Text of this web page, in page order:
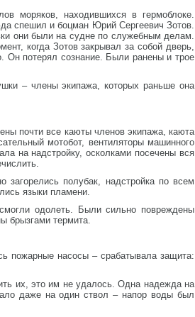
моряков, находившихся в гермоблоке.
спешил и боцман Юрий Сергеевич Зотов.
они были на судне по служебным делам.
когда Зотов закрывал за собой дверь,
Он потерял сознание. Были ранены и трое
– члены экипажа, которых раньше она
почти все каюты членов экипажа, каюта
мотобот, вентиляторы машинного
на надстройку, осколками посечены вся
полубак, надстройка по всем
языки пламени.
одолеть. Были сильно повреждены
брызгами термита.
пожарные насосы – срабатывала защита:
их, это им не удалось. Одна надежда на
даже на один ствол – напор воды был